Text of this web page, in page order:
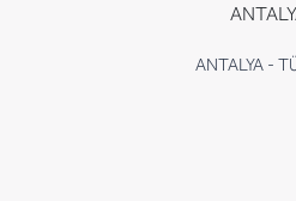
ANTALYA -